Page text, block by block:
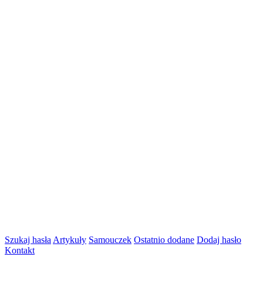
Szukaj hasła Artykuły Samouczek Ostatnio dodane Dodaj hasło
Kontakt